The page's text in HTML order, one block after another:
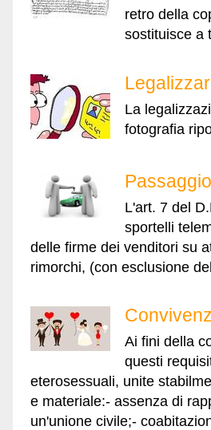
retro della
sostituisce a
La
fotografia
L'art. 7 del
sportelli
delle firme dei venditori su
rimorchi, (con esclusione
Ai fini della
questi
eterosessuali, unite
e materiale:- assenza di
un'unione civile;-